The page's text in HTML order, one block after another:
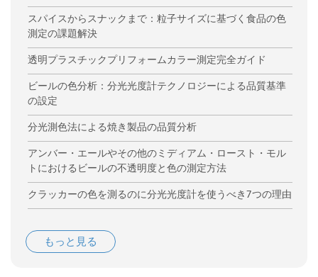
スパイスからスナックまで：粒子サイズに基づく食品の色
測定の課題解決
透明プラスチックプリフォームカラー測定完全ガイド
ビールの色分析：分光光度計テクノロジーによる品質基準
の設定
分光測色法による焼き製品の品質分析
アンバー・エールやその他のミディアム・ロースト・モル
トにおけるビールの不透明度と色の測定方法
クラッカーの色を測るのに分光光度計を使うべき7つの理由
もっと見る